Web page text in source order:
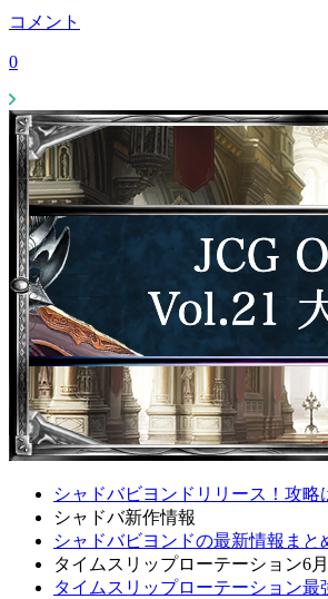
コメント
0
シャドバビヨンドリリース！攻略
シャドバ新作情報
シャドバビヨンドの最新情報まと
タイムスリップローテーション6月
タイムスリップローテーション最